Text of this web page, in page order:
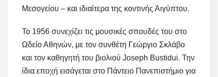
Μεσογείου – και ιδιαίτερα της κοντινής Αιγύπτου.
Το 1956 συνεχίζει τις μουσικές σπουδές του στο
Ωδείο Αθηνών, με τον συνθέτη Γεώργιο Σκλάβο
και τον καθηγητή του βιολιού Joseph Bustidui. Την
ίδια εποχή εισάγεται στο Πάντειο Πανεπιστήμιο για